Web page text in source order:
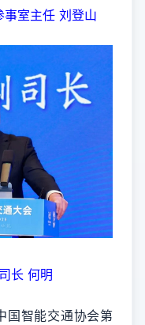
事室主任 刘登山
长 何明
智能交通协会第